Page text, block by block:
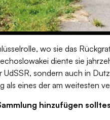
wo sie das
diente sie
sondern auch in
als eines der am weitesten
hinzufügen